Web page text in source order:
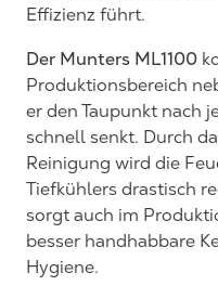
Effizienz führt.
Der Munters ML1100
Produktionsbereich
er den Taupunkt nach
schnell senkt. Durch
Reinigung wird die
Tiefkühlers drastisch
sorgt auch im
besser handhabbare
Hygiene.